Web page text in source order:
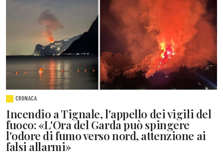
CRONACA
Incendio a Tignale, l'appello dei vigili del
fuoco: «L'Ora del Garda può spingere
l'odore di fumo verso nord, attenzione ai
falsi allarmi»